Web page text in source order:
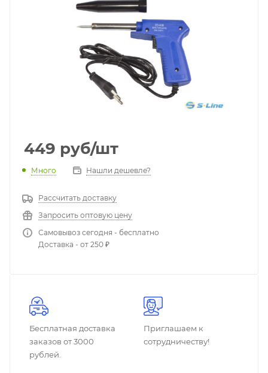
449 руб/шт
Много Нашли дешевле?
Рассчитать доставку
Запросить оптовую цену
Самовывоз сегодня - бесплатно
Доставка - от 250 ₽
Бесплатная доставка
заказов от 3000
рублей.
Приглашаем к
сотрудничеству!